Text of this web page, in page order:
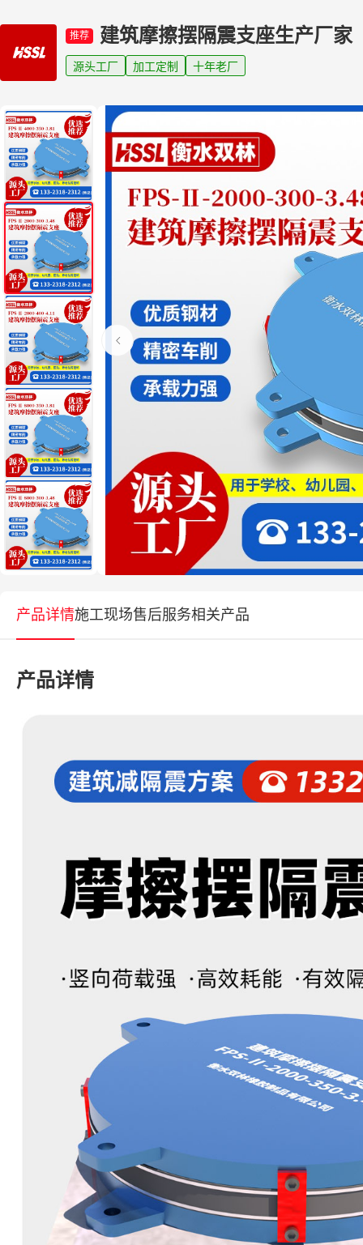
推荐 建筑摩擦摆隔震支座生产厂家
源头工厂 加工定制 十年老厂
产品详情施工现场售后服务相关产品
产品详情